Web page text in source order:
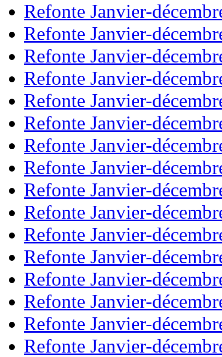
Refonte Janvier-
Refonte Janvier-
Refonte Janvier-
Refonte Janvier-
Refonte Janvier-
Refonte Janvier-
Refonte Janvier-
Refonte Janvier-
Refonte Janvier-
Refonte Janvier-
Refonte Janvier-
Refonte Janvier-
Refonte Janvier-
Refonte Janvier-
Refonte Janvier-
Refonte Janvier-